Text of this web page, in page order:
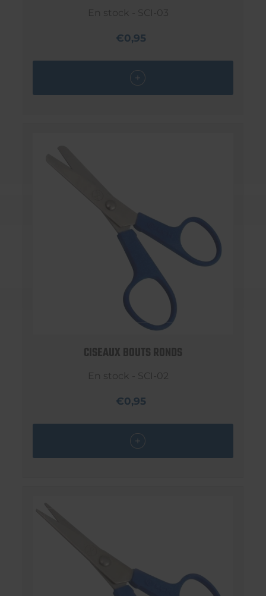
En stock - SCI-03
€0,95
CISEAUX BOUTS RONDS
En stock - SCI-02
€0,95